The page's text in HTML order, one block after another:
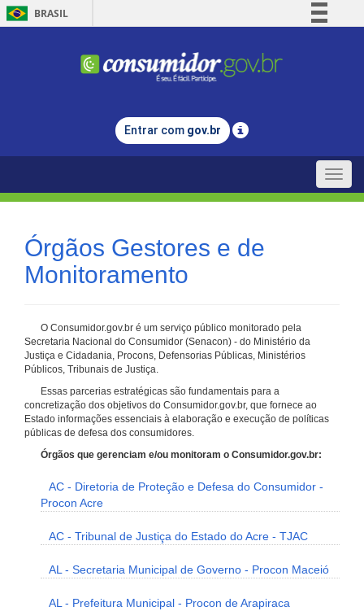
BRASIL
Comunica BR
Legislação
Entrar com gov.br
Toggle
Órgãos Gestores e de
Monitoramento
O Consumidor.gov.br é um serviço público monitorado pela
Secretaria Nacional do Consumidor (Senacon) - do Ministério da
Justiça e Cidadania, Procons, Defensorias Públicas, Ministérios
Públicos, Tribunais de Justiça.
Essas parcerias estratégicas são fundamentais para a
concretização dos objetivos do Consumidor.gov.br, que fornece ao
Estado informações essenciais à elaboração e execução de políticas
públicas de defesa dos consumidores.
Órgãos que gerenciam e/ou monitoram o Consumidor.gov.br:
AC - Diretoria de Proteção e Defesa do Consumidor -
Procon Acre
AC - Tribunal de Justiça do Estado do Acre - TJAC
AL - Secretaria Municipal de Governo - Procon Maceió
AL - Prefeitura Municipal - Procon de Arapiraca